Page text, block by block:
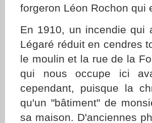
forgeron Léon Rochon qui
En 1910, un incendie qui
Légaré réduit en cendres
le moulin et la rue de la
qui nous occupe ici
cependant, puisque la
qu'un "bâtiment" de
sa maison. D'anciennes